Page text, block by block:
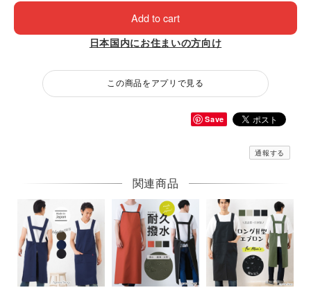
Add to cart
日本国内にお住まいの方向け
この商品をアプリで見る
Save
通報する
関連商品